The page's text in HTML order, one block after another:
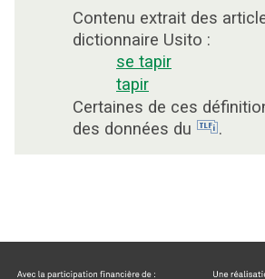
Contenu extrait des
dictionnaire Usito :
se tapir
tapir
Certaines de ces
des données du
.